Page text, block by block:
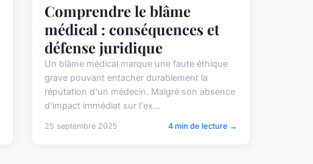
Comprendre le blâme
médical : conséquences et
défense juridique
Un blâme médical marque une faute éthique
grave pouvant entacher durablement la
réputation d'un médecin. Malgré son absence
d'impact immédiat sur l'ex...
25 septembre 2025 4 min de lecture →